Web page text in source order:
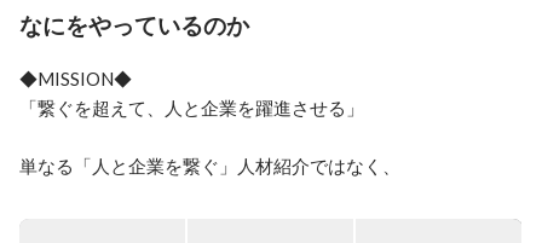
なにをやっているのか
◆MISSION◆
「繋ぐを超えて、人と企業を躍進させる」
単なる「人と企業を繋ぐ」人材紹介ではなく、
て、お客様のビジネスを飛躍させ、個々のキャリアを次のス